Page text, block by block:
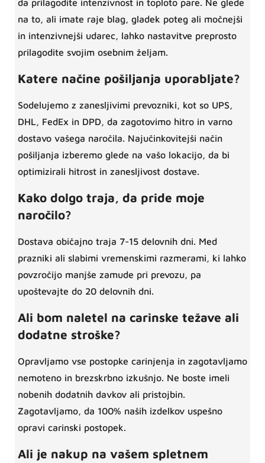
da prilagodite intenzivnost in toploto pare. Ne glede
na to, ali imate raje blag, gladek poteg ali močnejši
in intenzivnejši udarec, lahko nastavitve preprosto
prilagodite svojim osebnim željam.
Katere načine pošiljanja uporabljate?
Sodelujemo z zanesljivimi prevozniki, kot so UPS,
DHL, FedEx in DPD, da zagotovimo hitro in varno
dostavo vašega naročila. Najučinkovitejši način
pošiljanja izberemo glede na vašo lokacijo, da bi
optimizirali hitrost in zanesljivost dostave.
Kako dolgo traja, da pride moje
naročilo?
Dostava običajno traja 7-15 delovnih dni. Med
prazniki ali slabimi vremenskimi razmerami, ki lahko
povzročijo manjše zamude pri prevozu, pa
upoštevajte do 20 delovnih dni.
Ali bom naletel na carinske težave ali
dodatne stroške?
Opravljamo vse postopke carinjenja in zagotavljamo
nemoteno in brezskrbno izkušnjo. Ne boste imeli
nobenih dodatnih davkov ali pristojbin.
Zagotavljamo, da 100% naših izdelkov uspešno
opravi carinski postopek.
Ali je nakup na vašem spletnem